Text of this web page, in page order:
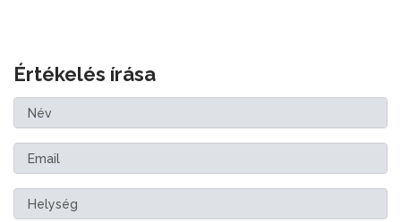
Értékelés írása